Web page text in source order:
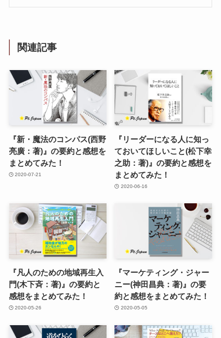
関連記事
『新・魔法のコンパス(西野
亮廣：著)』の要約と感想を
まとめてみた！
2020-07-21
『リーダーになる人に知っ
ておいてほしいこと(松下幸
之助：著)』の要約と感想を
まとめてみた！
2020-06-16
『凡人のための地域再生入
門(木下斉：著)』の要約と
感想をまとめてみた！
2020-05-26
『マーケティング・ジャー
ニー(神田昌典：著)』の要
約と感想をまとめてみた！
2020-05-05